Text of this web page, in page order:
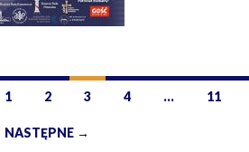
1 2 3 4 … 11
NASTĘPNE →